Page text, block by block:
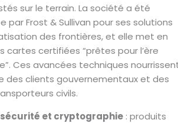
sur le terrain. La société a été
par Frost & Sullivan pour ses solutions
des frontières, et elle met en
cartes certifiées “prêtes pour l’ère
Ces avancées techniques
des clients gouvernementaux et des
civils.
et cryptographie : produits